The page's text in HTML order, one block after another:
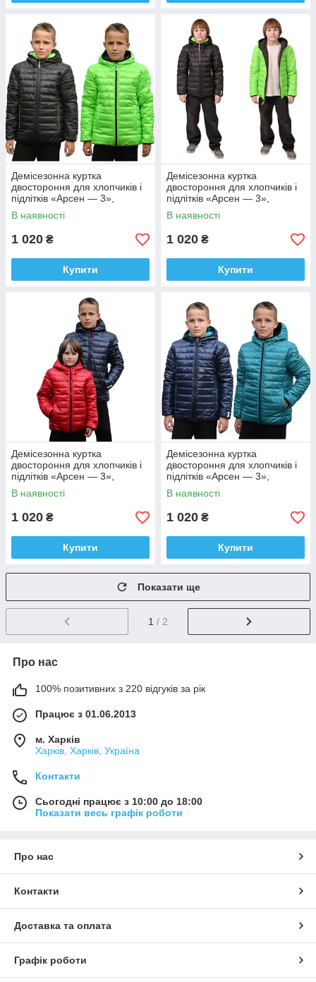
Демісезонна куртка
двостороння для хлопчиків і
підлітків «Арсен — 3»,
розміри на зріст 116 — 158
В наявності
1 020 ₴
Купити
Демісезонна куртка
двостороння для хлопчиків і
підлітків «Арсен — 3»,
розміри на зріст 116 — 158
В наявності
1 020 ₴
Купити
Демісезонна куртка
двостороння для хлопчиків і
підлітків «Арсен — 3»,
розміри на зріст 116 — 158
В наявності
1 020 ₴
Купити
Демісезонна куртка
двостороння для хлопчиків і
підлітків «Арсен — 3»,
розміри на зріст 116 — 134
В наявності
1 020 ₴
Купити
Показати ще
1 / 2
Про нас
100% позитивних з 220 відгуків за рік
Працює з 01.06.2013
м. Харків
Харків, Харків, Україна
Контакти
Сьогодні працює з 10:00 до 18:00
Показати весь графік роботи
Про нас
Контакти
Доставка та оплата
Графік роботи